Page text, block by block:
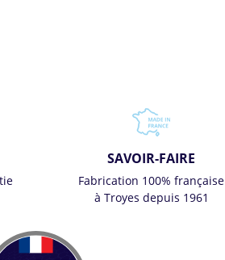
SAVOIR-FAIRE
Fabrication 100% française
à Troyes depuis 1961